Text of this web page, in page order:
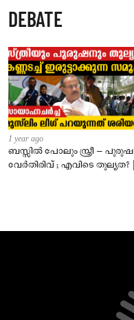
DEBATE
1 year ago
ബസ്സിൽ പോലും സ്ത്രീ – പുരുഷ
വേർതിരിവ് ; എവിടെ തുല്യത? |